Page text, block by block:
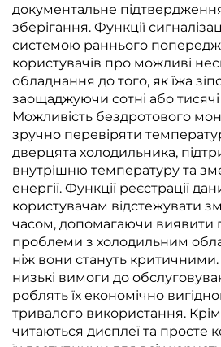
документальне
зберігання. Функції
системою раннього
користувачів про можливі
обладнання до того, як їжа
заощаджуючи сотні або тисячі
Можливість бездротового
зручно перевіряти
дверцята холодильника,
внутрішню температуру та
енергії. Функції реєстрації
користувачам відстежувати
часом, допомагаючи виявити
проблеми з холодильним
ніж вони стануть критичними.
низькі вимоги до
роблять їх економічно
тривалого використання. Крім
читаються дисплеї та просте